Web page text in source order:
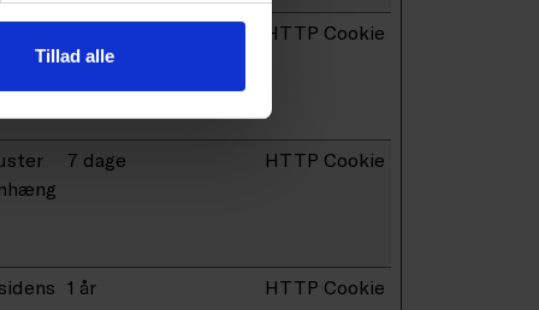
Tillad alle
HTTP Cookie
7 dage HTTP Cookie
1 år HTTP Cookie